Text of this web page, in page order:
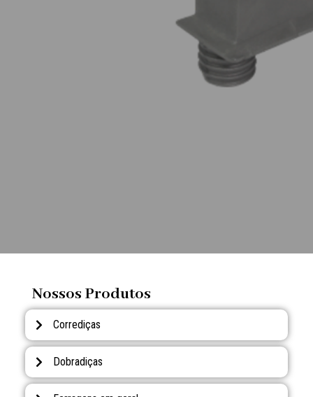
Nossos Produtos
Corrediças
Dobradiças